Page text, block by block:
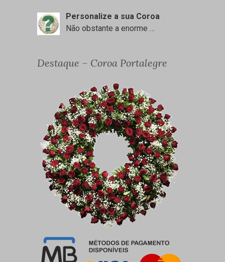
Personalize a sua Coroa
Não obstante a enorme
Destaque – Coroa Portalegre